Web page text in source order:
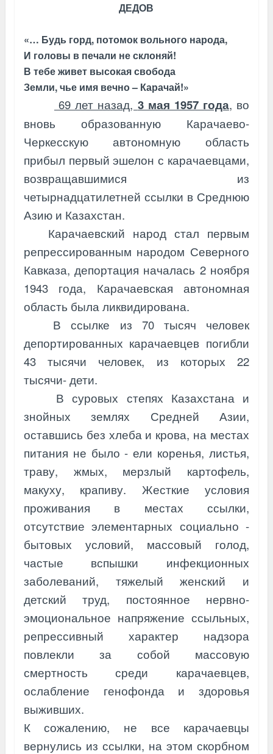
ДЕДОВ
«… Будь горд, потомок вольного народа,
И головы в печали не склоняй!
В тебе живет высокая свобода
Земли, чье имя вечно – Карачай!»
69 лет назад, 3 мая 1957 года, во
вновь образованную Карачаево-
Черкесскую автономную область
прибыл первый эшелон с карачаевцами,
возвращавшимися из
четырнадцатилетней ссылки в Среднюю
Азию и Казахстан.
Карачаевский народ стал первым
репрессированным народом Северного
Кавказа, депортация началась 2 ноября
1943 года, Карачаевская автономная
область была ликвидирована.
В ссылке из 70 тысяч человек
депортированных карачаевцев погибли
43 тысячи человек, из которых 22
тысячи- дети.
В суровых степях Казахстана и
знойных землях Средней Азии,
оставшись без хлеба и крова, на местах
питания не было - ели коренья, листья,
траву, жмых, мерзлый картофель,
макуху, крапиву. Жесткие условия
проживания в местах ссылки,
отсутствие элементарных социально -
бытовых условий, массовый голод,
частые вспышки инфекционных
заболеваний, тяжелый женский и
детский труд, постоянное нервно-
эмоциональное напряжение ссыльных,
репрессивный характер надзора
повлекли за собой массовую
смертность среди карачаевцев,
ослабление генофонда и здоровья
выживших.
К сожалению, не все карачаевцы
вернулись из ссылки, на этом скорбном